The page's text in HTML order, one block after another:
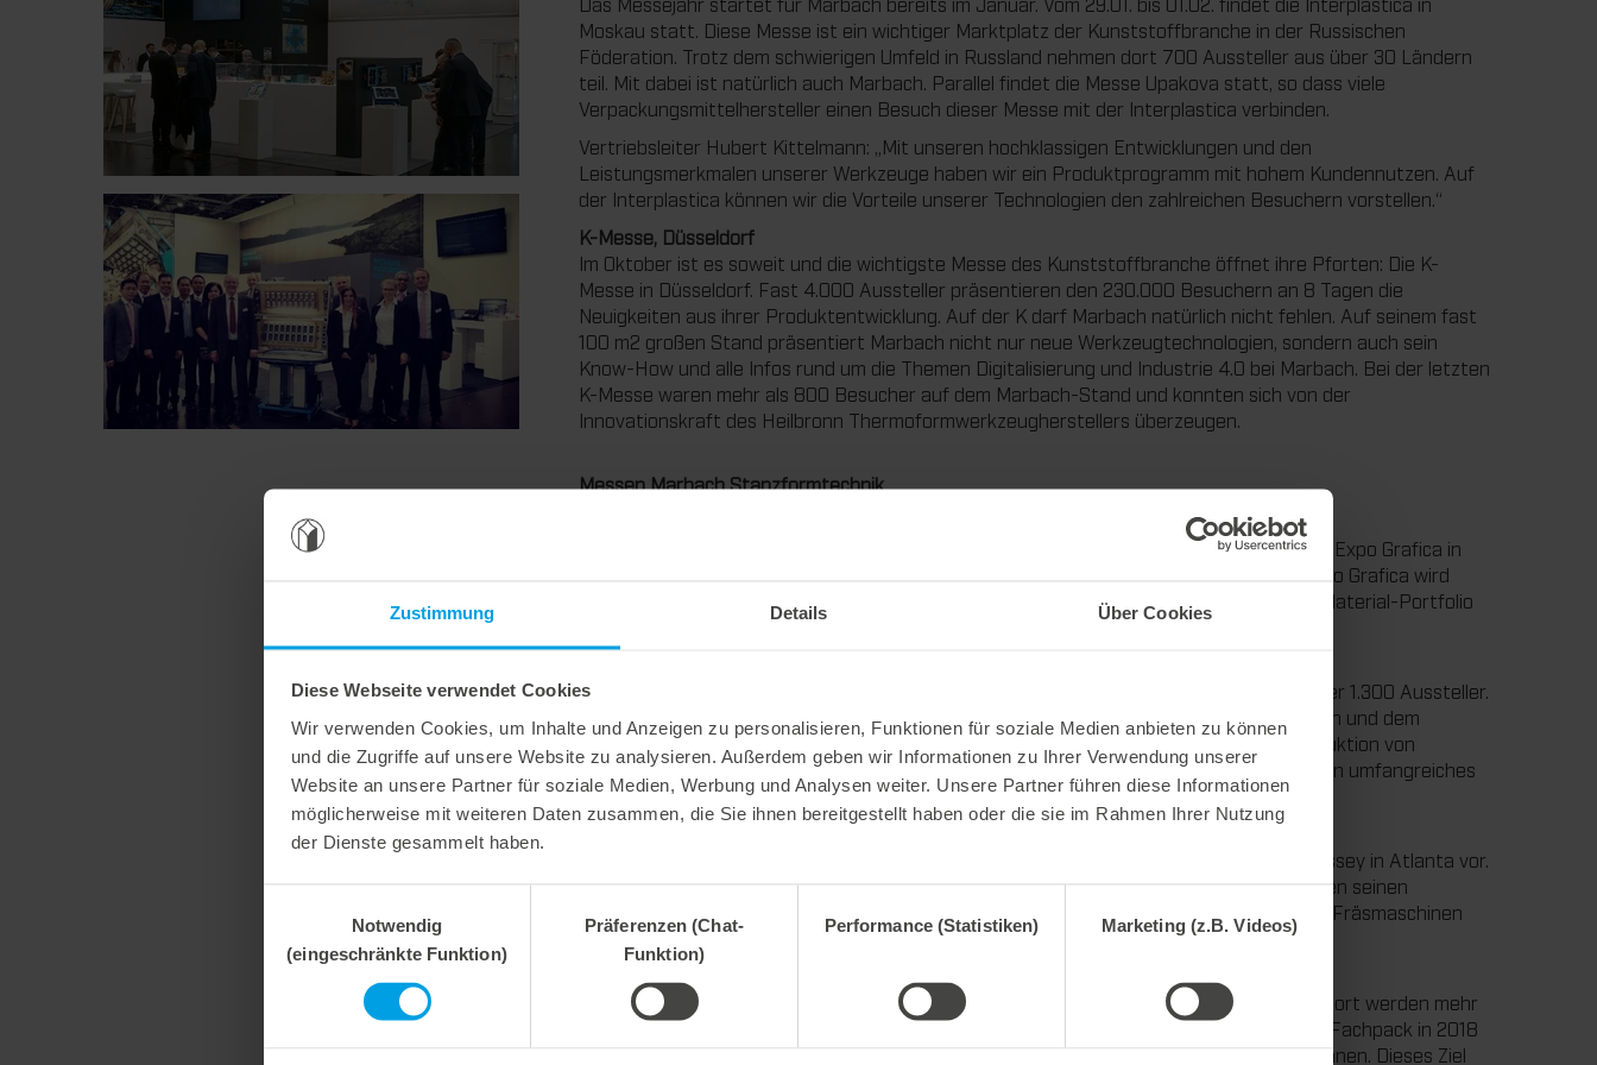
Zustimmung Details Über Cookies
Diese Webseite verwendet Cookies
Wir verwenden Cookies, um Inhalte und Anzeigen zu personalisieren, Funktionen für soziale Medien anbieten zu können
und die Zugriffe auf unsere Website zu analysieren. Außerdem geben wir Informationen zu Ihrer Verwendung unserer
Website an unsere Partner für soziale Medien, Werbung und Analysen weiter. Unsere Partner führen diese Informationen
möglicherweise mit weiteren Daten zusammen, die Sie ihnen bereitgestellt haben oder die sie im Rahmen Ihrer Nutzung
der Dienste gesammelt haben.
Notwendig
(eingeschränkte Funktion)
Präferenzen (Chat-
Funktion)
Performance (Statistiken) Marketing (z.B. Videos)
Moskau statt. Diese Messe ist ein wichtiger Marktplatz der Kunststoffbranche in der Russischen
Föderation. Trotz dem schwierigen Umfeld in Russland nehmen dort 700 Aussteller aus über 30 Ländern
teil. Mit dabei ist natürlich auch Marbach. Parallel findet die Messe Upakova statt, so dass viele
Verpackungsmittelhersteller einen Besuch dieser Messe mit der Interplastica verbinden.
Vertriebsleiter Hubert Kittelmann: „Mit unseren hochklassigen Entwicklungen und den
Leistungsmerkmalen unserer Werkzeuge haben wir ein Produktprogramm mit hohem Kundennutzen. Auf
der Interplastica können wir die Vorteile unserer Technologien den zahlreichen Besuchern vorstellen.“
K-Messe, Düsseldorf
Im Oktober ist es soweit und die wichtigste Messe des Kunststoffbranche öffnet ihre Pforten: Die K-
Messe in Düsseldorf. Fast 4.000 Aussteller präsentieren den 230.000 Besuchern an 8 Tagen die
Neuigkeiten aus ihrer Produktentwicklung. Auf der K darf Marbach natürlich nicht fehlen. Auf seinem fast
100 m2 großen Stand präsentiert Marbach nicht nur neue Werkzeugtechnologien, sondern auch sein
Know-How und alle Infos rund um die Themen Digitalisierung und Industrie 4.0 bei Marbach. Bei der letzten
K-Messe waren mehr als 800 Besucher auf dem Marbach-Stand und konnten sich von der
Innovationskraft des Heilbronn Thermoformwerkzeugherstellers überzeugen.
Messen Marbach Stanzformtechnik
Das Messejahr in der Stanzformtechnik startet vom 05. bis zum 08. März mit der Messe Expo Grafica in
Mexiko. Auf dieser Messe stellt Marbach in diesem Jahr zum ersten Mal aus. Auf der Expo Grafica wird
Marbach den zahlreichen Besuchern seinen neuen Standort und das dort angebotene Material-Portfolio
vorstellen. Ebenso wie seine neuen Entwicklungen der letzten Monate.
Bei dieser Veranstaltung treffen vom 09. bis 13. April mehr als 200.000 Besucher auf über 1.300 Aussteller.
Marbach Masterwork (Tianjin) Die Cutting Tools Co. Ltd. – das Joint Venture von Marbach und dem
chinesischen Maschinenhersteller Masterwork – startete im Sommer 2018 mit der Produktion von
Stanzformen. Bei der Print wird Marbach den Besuchern das neue Unternehmen und sein umfangreiches
Produktportfolio vorstellen.
Vom 01. bis 03.05.2019 stellt Marbach America sein Produktprogramm auf der IADD Odyssey in Atlanta vor.
Außerdem wird Marbach seine Neuheiten aus dem Maschinenbereich präsentieren. Neben seinen
Laseranlagen der mlas-Reihe bietet Marbach Wasserstrahlschneidanlagen (mjet) sowie Fräsmaschinen
(mgrav) an.
Fachpack, Nürnberg
Das Marbach-Messejahr in der Stanzformtechnik endet mit der Fachpack in Nürnberg. Dort werden mehr
als 45.000 Besucher erwartet, die auf mehr als 1.500 Aussteller treffen. Bei der letzten Fachpack in 2018
konnte Marbach mit seinen Innovationen überzeugen und zahlreiche neue Kunden gewinnen. Dieses Ziel